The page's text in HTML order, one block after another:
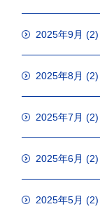
2025年9月 (2)
2025年8月 (2)
2025年7月 (2)
2025年6月 (2)
2025年5月 (2)